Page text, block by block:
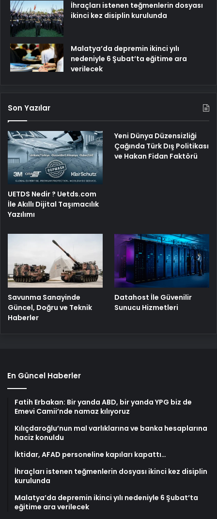
İhraçları istenen teğmenlerin dosyası
ikinci kez disiplin kurulunda
Malatya’da depremin ikinci yılı
nedeniyle 6 Şubat’ta eğitime ara
verilecek
Son Yazılar
UETDS Nedir ? Uetds.com
İle Akıllı Dijital Taşımacılık
Yazılımı
Yeni Dünya Düzensizliği
Çağında Türk Dış Politikası
ve Hakan Fidan Faktörü
Savunma Sanayinde
Güncel, Doğru ve Teknik
Haberler
Datahost İle Güvenilir
Sunucu Hizmetleri
En Güncel Haberler
Fatih Erbakan: Bir yanda ABD, bir yanda YPG biz de
Emevi Camii’nde namaz kılıyoruz
Kılıçdaroğlu’nun mal varlıklarına ve banka hesaplarına
haciz konuldu
İktidar, AFAD personeline kapıları kapattı…
İhraçları istenen teğmenlerin dosyası ikinci kez disiplin
kurulunda
Malatya’da depremin ikinci yılı nedeniyle 6 Şubat’ta
eğitime ara verilecek